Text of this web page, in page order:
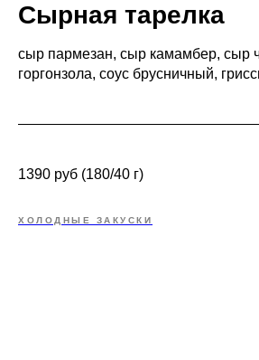
Сырная тарелка
сыр пармезан, сыр камамбер, сыр
горгонзола, соус брусничный,
1390 руб (180/40 г)
ХОЛОДНЫЕ ЗАКУСКИ